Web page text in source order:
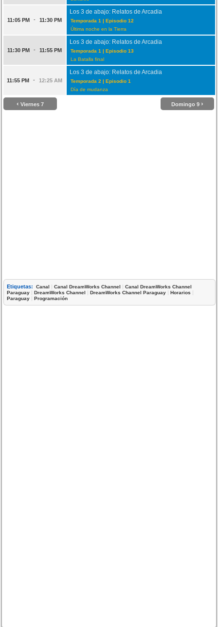
11:05 PM - 11:30 PM
Los 3 de abajo: Relatos de Arcadia
Temporada 1 | Episodio 12
Última noche en la Tierra
11:30 PM - 11:55 PM
Los 3 de abajo: Relatos de Arcadia
Temporada 1 | Episodio 13
La Batalla final
11:55 PM - 12:25 AM
Los 3 de abajo: Relatos de Arcadia
Temporada 2 | Episodio 1
Día de mudanza
‹ Viernes 7 Domingo 9 ›
Etiquetas: Canal |Canal DreamWorks Channel |Canal DreamWorks Channel
Paraguay |DreamWorks Channel |DreamWorks Channel Paraguay |Horarios |
Paraguay |Programación